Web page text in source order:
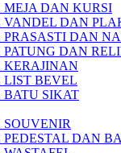
MEJA DAN KURSI
VANDEL DAN
PRASASTI DAN
PATUNG DAN
KERAJINAN
LIST BEVEL
BATU SIKAT
SOUVENIR
PEDESTAL DAN